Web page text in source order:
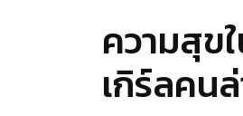
ความสุข
เกิร์ลคน